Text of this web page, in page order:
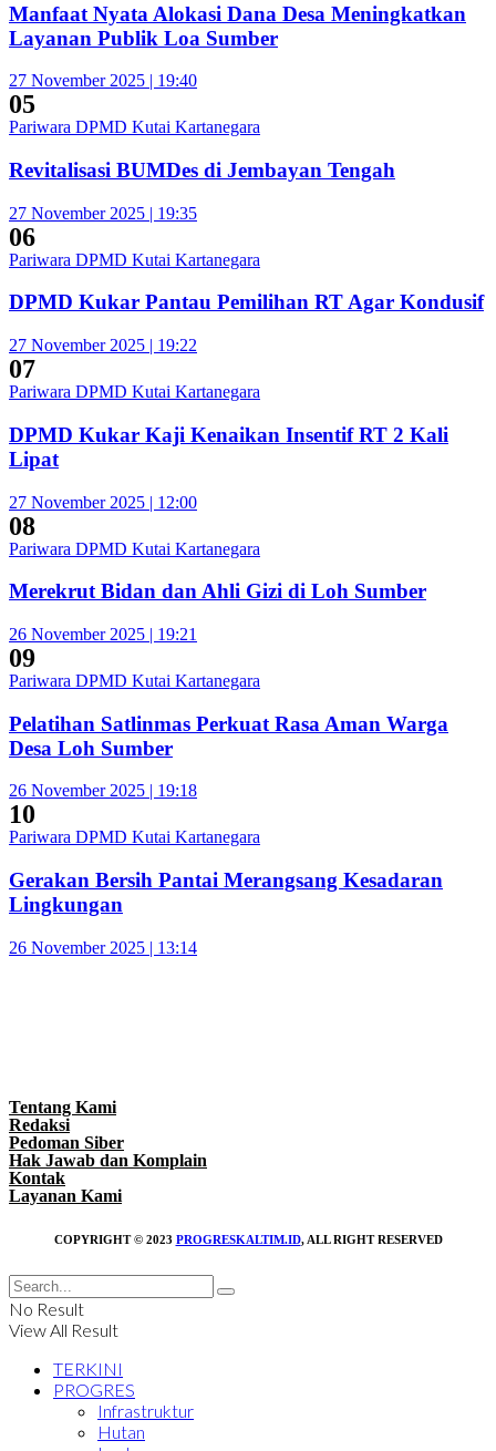
Manfaat Nyata Alokasi Dana Desa Meningkatkan
Layanan Publik Loa Sumber
27 November 2025 | 19:40
05
Pariwara DPMD Kutai Kartanegara
Revitalisasi BUMDes di Jembayan Tengah
27 November 2025 | 19:35
06
Pariwara DPMD Kutai Kartanegara
DPMD Kukar Pantau Pemilihan RT Agar Kondusif
27 November 2025 | 19:22
07
Pariwara DPMD Kutai Kartanegara
DPMD Kukar Kaji Kenaikan Insentif RT 2 Kali
Lipat
27 November 2025 | 12:00
08
Pariwara DPMD Kutai Kartanegara
Merekrut Bidan dan Ahli Gizi di Loh Sumber
26 November 2025 | 19:21
09
Pariwara DPMD Kutai Kartanegara
Pelatihan Satlinmas Perkuat Rasa Aman Warga
Desa Loh Sumber
26 November 2025 | 19:18
10
Pariwara DPMD Kutai Kartanegara
Gerakan Bersih Pantai Merangsang Kesadaran
Lingkungan
26 November 2025 | 13:14
Tentang Kami
Redaksi
Pedoman Siber
Hak Jawab dan Komplain
Kontak
Layanan Kami
COPYRIGHT © 2023 PROGRESKALTIM.ID, ALL RIGHT RESERVED
No Result
View All Result
TERKINI
PROGRES
Infrastruktur
Hutan